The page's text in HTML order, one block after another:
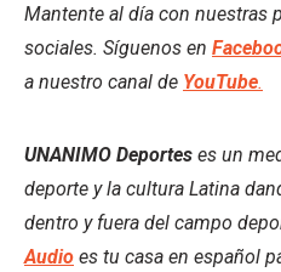
Mantente al día con nuestras
sociales. Síguenos en
a nuestro canal de YouTube.
UNANIMO Deportes es un
deporte y la cultura Latina
dentro y fuera del campo
Audio es tu casa en español